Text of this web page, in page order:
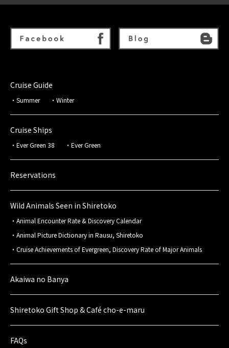
Cruise Guide
Summer Winter
Cruise Ships
Ever Green 38 Ever Green
Reservations
Wild Animals Seen in Shiretoko
Animal Encounter Rate & Discovery Calendar
Animal Picture Dictionary in Rausu, Shiretoko
Cruise Achievements of Evergreen, Discovery Rate of Major Animals
Akaiwa no Banya
Shiretoko Gift Shop & Café cho-e-maru
FAQs